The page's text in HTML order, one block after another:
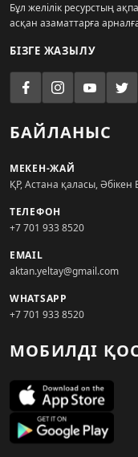
Бұл желілік ресурстың
асқан азаматтарға
БІЗГЕ ЖАЗЫЛУ
БАЙЛАНЫС
МЕКЕН-ЖАЙ
ҚР, Астана қаласы, Әбікен
ТЕЛЕФОН
+7 701 933 8520
EMAIL
aktan.yeltay@gmail.com
WHATSAPP
+7 701 933 8520
МОБИЛДІ